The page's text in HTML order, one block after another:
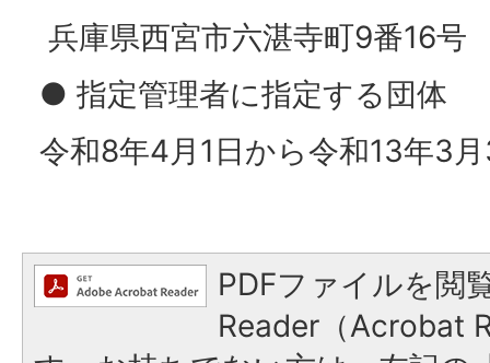
兵庫県西宮市六湛寺町9番16号
● 指定管理者に指定する団体
令和8年4月1日から令和13年3
PDFファイルを閲
Reader（Acrobat